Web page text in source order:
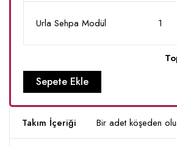
Urla Sehpa Modül 1
Sepete Ekle
Takım İçeriği Bir adet köşeden